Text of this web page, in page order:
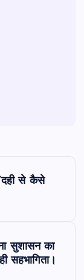
से कैसे
सुशासन का
सहभागिता।